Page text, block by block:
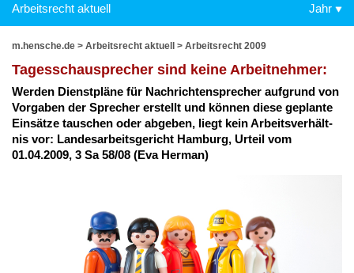
Arbeitsrecht aktuell Jahr
m.hensche.de > Arbeitsrecht aktuell > Arbeitsrecht 2009
Ta­ges­schau­spre­cher sind kei­ne Ar­beit­neh­mer:
Wer­den Dienst­plä­ne für Nach­rich­ten­spre­cher auf­grund von
Vor­ga­ben der Spre­cher er­stellt und kön­nen die­se ge­plan­te
Ein­sät­ze tau­schen oder ab­ge­ben, liegt kein Ar­beits­ver­hält­
nis vor: Lan­des­ar­beits­ge­richt Ham­burg, Ur­teil vom
01.04.2009, 3 Sa 58/08 (Eva Her­man)